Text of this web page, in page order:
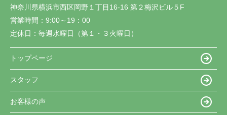
神奈川県横浜市西区岡野１丁目16-16 第２梅沢ビル５F
営業時間： 9:00～19：00
定休日： 毎週水曜日（第１・３火曜日）
トップページ
スタッフ
お客様の声